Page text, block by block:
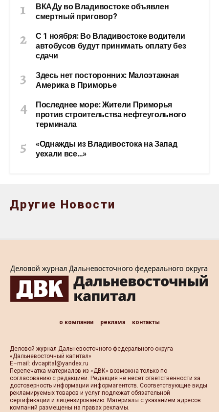
ВКАДу во Владивостоке объявлен
смертный приговор?
С 1 ноября: Во Владивостоке водители
автобусов будут принимать оплату без
сдачи
Здесь нет посторонних: Малоэтажная
Америка в Приморье
Последнее море: Жители Приморья
против строительства нефтеугольного
терминала
«Однажды из Владивостока на Запад
уехали все…»
Другие Новости
о компании реклама контакты
Деловой журнал Дальневосточного федерального округа
«Дальневосточный капитал»
Е–mail: dvcapital@yandex.ru
Перепечатка материалов из «ДВК» возможна только по
согласованию с редакцией. Редакция не несет ответственности за
достоверность информации информагентств. Соответствующие виды
рекламируемых товаров и услуг подлежат обязательной
сертификации и лицензированию. Материалы с указанием адресов
компаний размещены на правах рекламы.